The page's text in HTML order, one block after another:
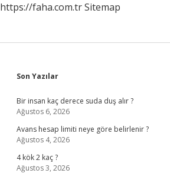
https://faha.com.trSitemap
Sidebar
Son Yazılar
Bir insan kaç derece suda duş alır ?
Ağustos 6, 2026
Avans hesap limiti neye göre belirlenir ?
Ağustos 4, 2026
4 kök 2 kaç ?
Ağustos 3, 2026